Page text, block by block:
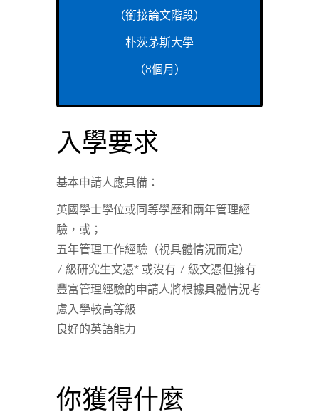
（銜接論文階段）
朴茨茅斯大學
（8個月）
入學要求
基本申請人應具備：
英國學士學位或同等學歷和兩年管理經
驗，或；
五年管理工作經驗（視具體情況而定）
7 級研究生文憑* 或沒有 7 級文憑但擁有
豐富管理經驗的申請人將根據具體情況考
慮入學較高等級
良好的英語能力
你獲得什麼